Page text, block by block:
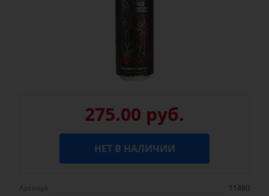
275.00 руб.
НЕТ В НАЛИЧИИ
Артикул
11480